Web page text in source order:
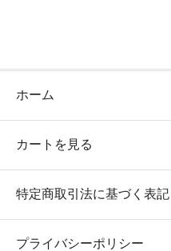
ホーム
カートを見る
特定商取引法に基づく表記
プライバシーポリシー